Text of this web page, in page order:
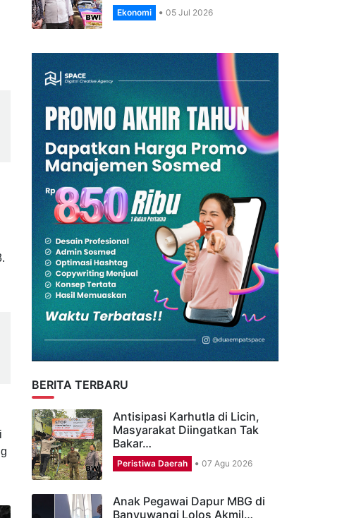
Kementerian Koordinator
Bidang Pangan Pantau Harga
Ekonomi 05 Jul 2026
BERITA TERBARU
Antisipasi Karhutla di Licin,
Masyarakat Diingatkan Tak
Peristiwa Daerah 07 Agu 2026